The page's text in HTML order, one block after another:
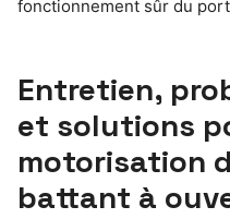
fonctionnement sûr du
Entretien,
et solutions
motorisation
battant à